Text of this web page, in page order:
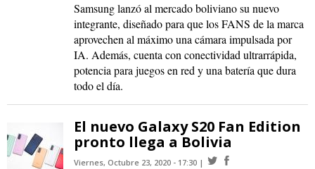
Samsung lanzó al mercado boliviano su nuevo
integrante, diseñado para que los FANS de la marca
aprovechen al máximo una cámara impulsada por
IA. Además, cuenta con conectividad ultrarrápida,
potencia para juegos en red y una batería que dura
todo el día.
El nuevo Galaxy S20 Fan Edition
pronto llega a Bolivia
Viernes, Octubre 23, 2020 - 17:30